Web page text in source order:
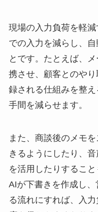
現場の入力負荷を軽
での入力を減らし、
とです。たとえば、
携させ、顧客とのや
録される仕組みを整
手間を減らせます。
また、商談後のメモ
きるようにしたり、
を活用したりすること
AIが下書きを作成し
る流れにすれば、入